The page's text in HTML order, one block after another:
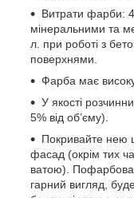
Витрати фарби:
мінеральними та
л. при роботі з
поверхнями.
Фарба має
У якості
5% від об’єму).
Покривайте нею
фасад (окрім тих
ватою).
гарний вигляд,